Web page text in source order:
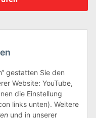
gestatten Sie den
Website: YouTube,
die Einstellung
links unten). Weitere
und in unserer